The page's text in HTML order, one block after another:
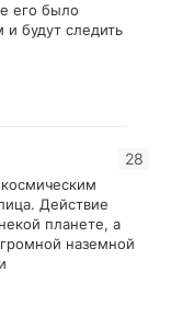
его было
будут следить
28
Действие
планете, а
наземной